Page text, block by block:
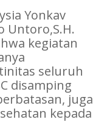
Yonkav
Untoro,S.H.
kegiatan
seluruh
disamping
juga
kepada